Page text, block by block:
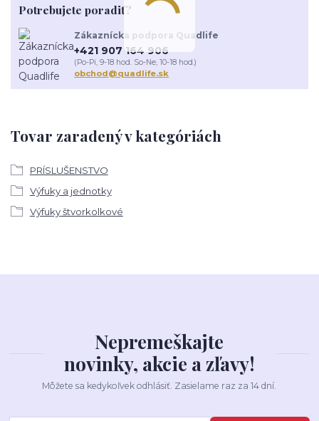
Tovar zaradený v kategóriách
PRÍSLUŠENSTVO
Výfuky a jednotky
Výfuky štvorkolkové
Potrebujete poradiť?
Zákaznícka podpora Quadlife
+421 907 164 906
(Po-Pi, 9-18 hod. So-Ne, 10-18 hod.)
obchod@quadlife.sk
Nepremeškajte
novinky, akcie a zľavy!
Môžete sa kedykoľvek odhlásiť. Zasielame raz za 14 dní.